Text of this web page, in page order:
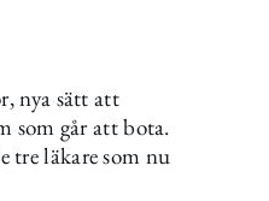
nya sätt att
som går att bota.
tre läkare som nu